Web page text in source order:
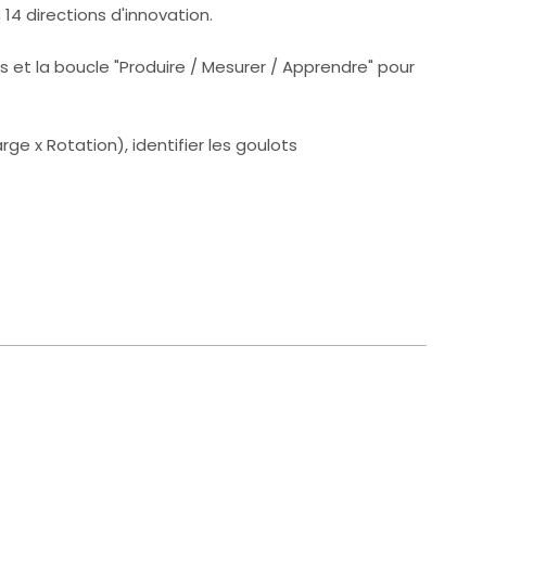
directions d'innovation.
la boucle "Produire / Mesurer / Apprendre" pour
x Rotation), identifier les goulots